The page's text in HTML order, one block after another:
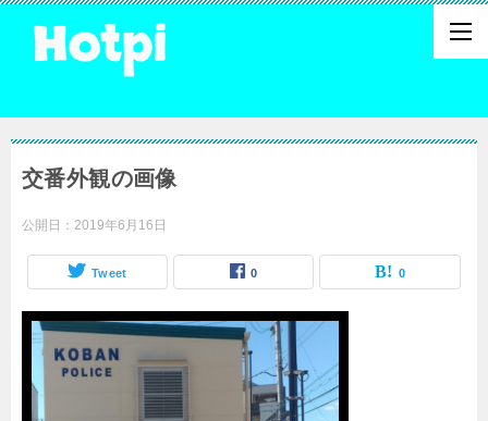
交番外観の画像
公開日： 2019年6月16日
Tweet 0 0